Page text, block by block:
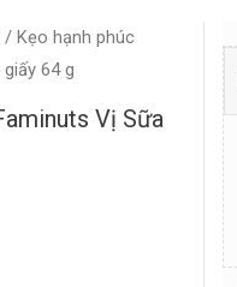
/ Kẹo hạnh phúc
64 g
Vị Sữa